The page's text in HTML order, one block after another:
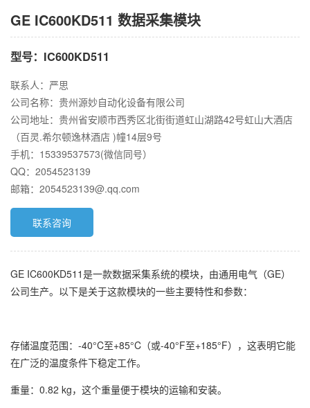
GE IC600KD511 数据采集模块
型号：IC600KD511
联系人：严思
公司名称：贵州源妙自动化设备有限公司
公司地址：贵州省安顺市西秀区北街街道虹山湖路42号虹山大酒店
（百灵.希尔顿逸林酒店 )幢14层9号
手机：15339537573(微信同号）
QQ：2054523139
邮箱：2054523139@.qq.com
联系咨询
GE IC600KD511是一款数据采集系统的模块，由通用电气（GE）
公司生产。以下是关于这款模块的一些主要特性和参数：
存储温度范围：-40°C至+85°C（或-40°F至+185°F），这表明它能
在广泛的温度条件下稳定工作。
重量：0.82 kg，这个重量便于模块的运输和安装。